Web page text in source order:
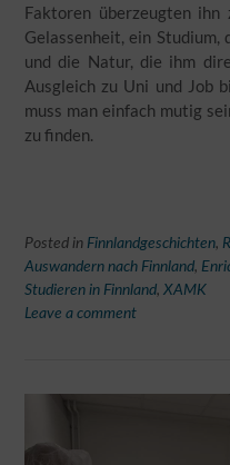
Faktoren überzeugten
Gelassenheit, ein Studium,
und die Natur, die ihm
Ausgleich zu Uni und Job
muss man einfach mutig
zu finden.
Posted in Finnlandgeschichten,
Auswandern nach Finnland,
Studieren in Finnland, XAMK
Leave a comment